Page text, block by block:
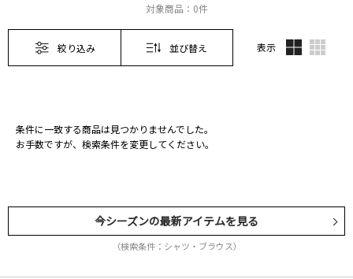
対象商品： 0件
絞り込み 並び替え 表示
条件に一致する商品は見つかりませんでした。
お手数ですが、検索条件を変更してください。
今シーズンの最新アイテムを見る
（検索条件：シャツ・ブラウス）